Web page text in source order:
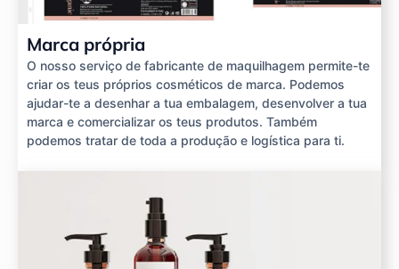
Marca própria
O nosso serviço de fabricante de maquilhagem permite-te
criar os teus próprios cosméticos de marca. Podemos
ajudar-te a desenhar a tua embalagem, desenvolver a tua
marca e comercializar os teus produtos. Também
podemos tratar de toda a produção e logística para ti.